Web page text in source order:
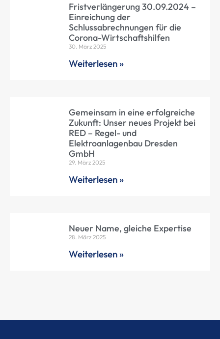
Fristverlängerung 30.09.2024 –
Einreichung der
Schlussabrechnungen für die
Corona-Wirtschaftshilfen
30. März 2025
Weiterlesen »
Gemeinsam in eine erfolgreiche
Zukunft: Unser neues Projekt bei
RED – Regel- und
Elektroanlagenbau Dresden
GmbH
29. März 2025
Weiterlesen »
Neuer Name, gleiche Expertise
28. März 2025
Weiterlesen »